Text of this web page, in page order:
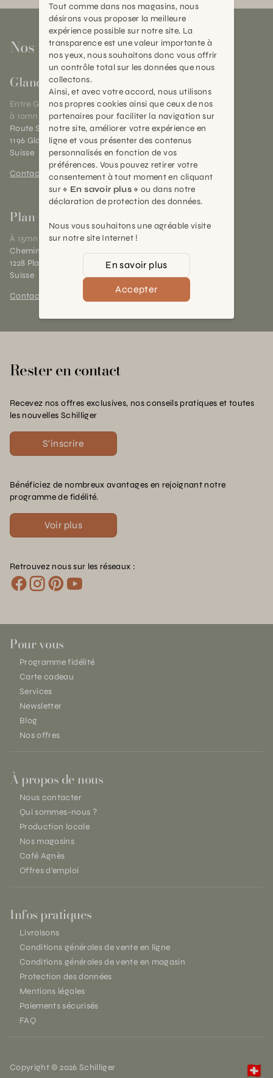
Nos magasins
Gland
Entre Genève et Lausanne,
à 10mn de Nyon
Route Suisse 40
1196 Gland (VD)
Suisse
Contact et horaires
Plan-les-Ouates
À 15mn du centre de Genève
Chemin des Charrotons 25
1228 Plan-les-Ouates (GE)
Suisse
Contact et horaires
Rester en contact
Recevez nos offres exclusives, nos conseils pratiques et toutes
les nouvelles Schilliger
S'inscrire
Bénéficiez de nombreux avantages en rejoignant notre
programme de fidélité.
Voir plus
Retrouvez nous sur les réseaux :
Pour vous
Programme fidélité
Carte cadeau
Services
Newsletter
Blog
Nos offres
À propos de nous
Nous contacter
Qui sommes-nous ?
Production locale
Nos magasins
Café Agnès
Offres d'emploi
Infos pratiques
Livraisons
Conditions générales de vente en ligne
Conditions générales de vente en magasin
Protection des données
Mentions légales
Paiements sécurisés
FAQ
Copyright © 2026 Schilliger 🇨🇭
Tout comme dans nos magasins, nous
désirons vous proposer la meilleure
expérience possible sur notre site. La
transparence est une valeur importante à
nos yeux, nous souhaitons donc vous offrir
un contrôle total sur les données que nous
collectons.
Ainsi, et avec votre accord, nous utilisons
nos propres cookies ainsi que ceux de nos
partenaires pour faciliter la navigation sur
notre site, améliorer votre expérience en
ligne et vous présenter des contenus
personnalisés en fonction de vos
préférences. Vous pouvez retirer votre
consentement à tout moment en cliquant
sur « En savoir plus » ou dans notre
déclaration de protection des données.
Nous vous souhaitons une agréable visite
sur notre site Internet !
En savoir plus
Accepter